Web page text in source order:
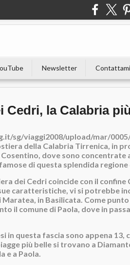
Newsletter Contattami
Cedri, la Calabria
della Calabria Tirrenica, in
dove sono concentrate
di questa splendida regione
dei Cedri coincide con il confine
caratteristiche, vi si potrebbe
in Basilicata. Come
il comune di Paola, dove in
in questa fascia sono appena 13,
più belle si trovano a
e a Paola.